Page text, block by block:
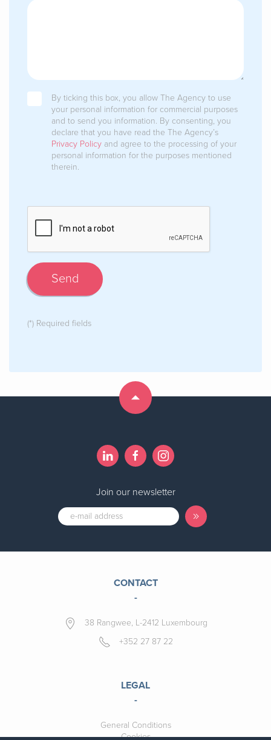
By ticking this box, you allow The Agency to use
your personal information for commercial purposes
and to send you information. By consenting, you
declare that you have read the The Agency’s
Privacy Policy and agree to the processing of your
personal information for the purposes mentioned
therein.
Send
(*) Required fields
Join our newsletter
CONTACT
-
38 Rangwee, L-2412 Luxembourg
+352 27 87 22
LEGAL
-
General Conditions
Cookies